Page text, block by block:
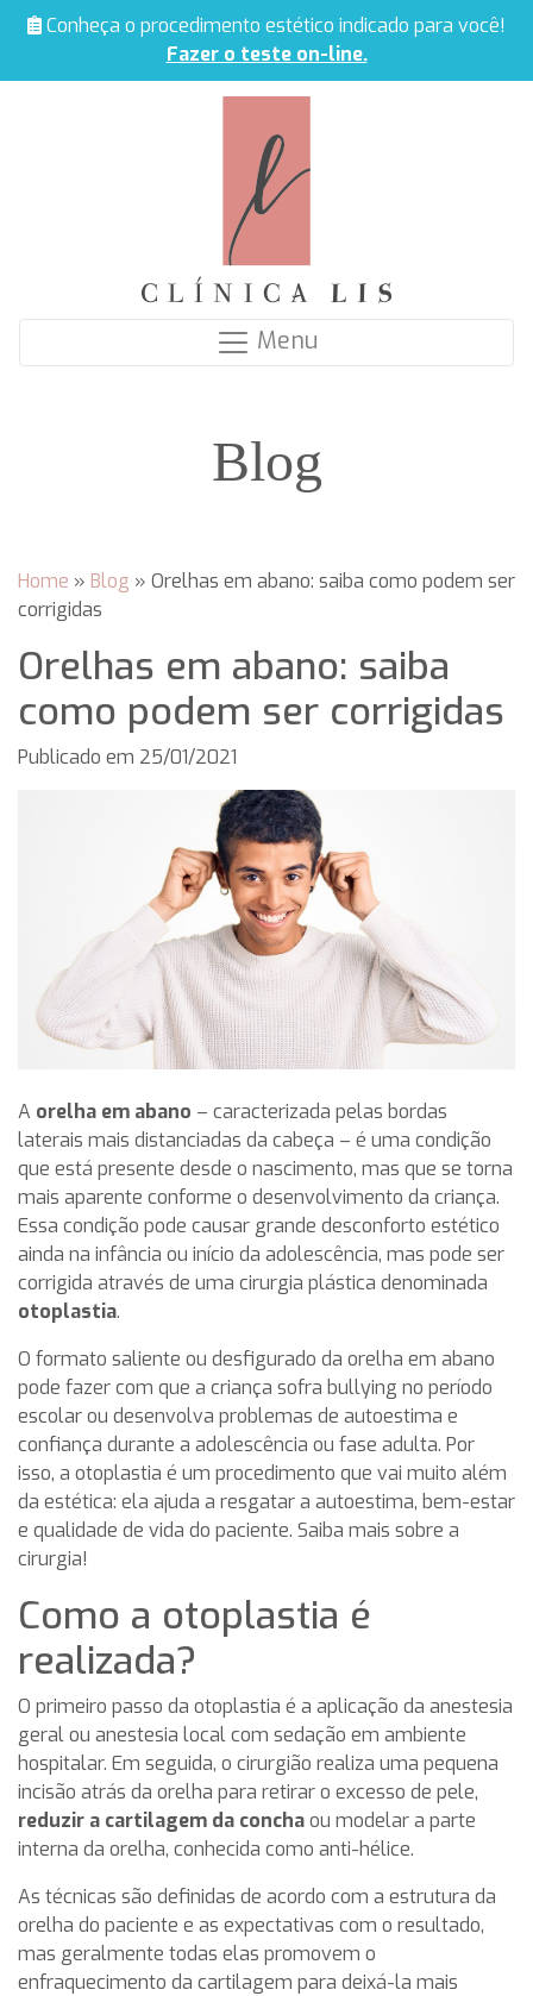
Conheça o procedimento estético indicado para você!
Fazer o teste on-line.
Menu
Blog
Home » Blog » Orelhas em abano: saiba como podem ser
corrigidas
Orelhas em abano: saiba
como podem ser corrigidas
Publicado em 25/01/2021
A orelha em abano – caracterizada pelas bordas
laterais mais distanciadas da cabeça – é uma condição
que está presente desde o nascimento, mas que se torna
mais aparente conforme o desenvolvimento da criança.
Essa condição pode causar grande desconforto estético
ainda na infância ou início da adolescência, mas pode ser
corrigida através de uma cirurgia plástica denominada
otoplastia.
O formato saliente ou desfigurado da orelha em abano
pode fazer com que a criança sofra bullying no período
escolar ou desenvolva problemas de autoestima e
confiança durante a adolescência ou fase adulta. Por
isso, a otoplastia é um procedimento que vai muito além
da estética: ela ajuda a resgatar a autoestima, bem-estar
e qualidade de vida do paciente. Saiba mais sobre a
cirurgia!
Como a otoplastia é
realizada?
O primeiro passo da otoplastia é a aplicação da anestesia
geral ou anestesia local com sedação em ambiente
hospitalar. Em seguida, o cirurgião realiza uma pequena
incisão atrás da orelha para retirar o excesso de pele,
reduzir a cartilagem da conchaou modelar a parte
interna da orelha, conhecida como anti-hélice.
As técnicas são definidas de acordo com a estrutura da
orelha do paciente e as expectativas com o resultado,
mas geralmente todas elas promovem o
enfraquecimento da cartilagem para deixá-la mais